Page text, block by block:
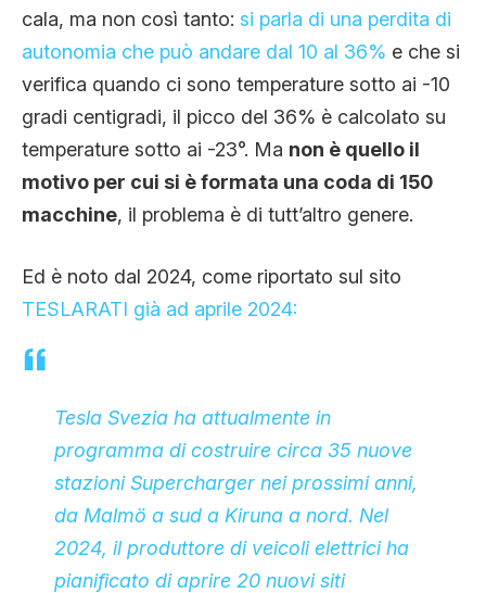
cala, ma non così tanto: si parla di una perdita di
autonomia che può andare dal 10 al 36% e che si
verifica quando ci sono temperature sotto ai -10
gradi centigradi, il picco del 36% è calcolato su
temperature sotto ai -23°. Ma non è quello il
motivo per cui si è formata una coda di 150
macchine, il problema è di tutt’altro genere.
Ed è noto dal 2024, come riportato sul sito
TESLARATI già ad aprile 2024:
Tesla Svezia ha attualmente in
programma di costruire circa 35 nuove
stazioni Supercharger nei prossimi anni,
da Malmö a sud a Kiruna a nord. Nel
2024, il produttore di veicoli elettrici ha
pianificato di aprire 20 nuovi siti